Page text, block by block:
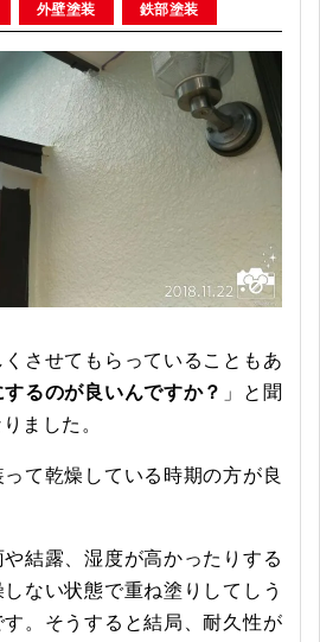
外壁塗装 鉄部塗装
させてもらっていることもあ
るのが良いんですか？ 」と聞
ました。
て乾燥している時期の方が良
結露、湿度が高かったりする
ない状態で重ね塗りしてしう
。そうすると結局、耐久性が